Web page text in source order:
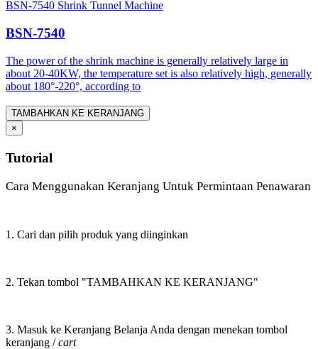
BSN-7540 Shrink Tunnel Machine
BSN-7540
The power of the shrink machine is generally relatively large in
about 20-40KW, the temperature set is also relatively high, generally
about 180°-220°, according to
TAMBAHKAN KE KERANJANG
×
Tutorial
Cara Menggunakan Keranjang Untuk Permintaan Penawaran
1. Cari dan pilih produk yang diinginkan
2. Tekan tombol "TAMBAHKAN KE KERANJANG"
3. Masuk ke Keranjang Belanja Anda dengan menekan tombol
keranjang /cart